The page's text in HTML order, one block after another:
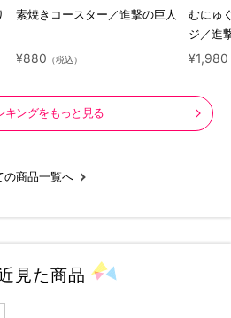
素焼きコースター／進撃の巨人
¥880 （税込）
むにゅ
ジ／進
ラクタ
¥1,980
キングをもっと見る
の商品一覧へ
見た商品